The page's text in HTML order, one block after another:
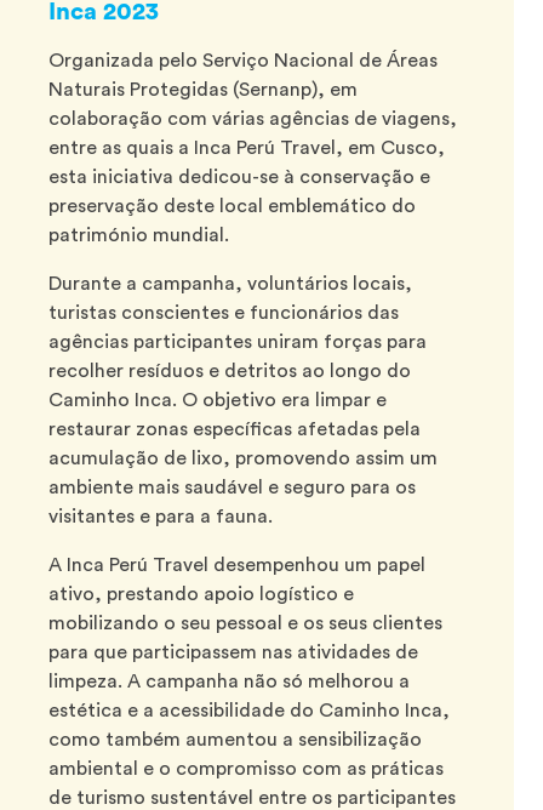
Inca 2023
Organizada pelo Serviço Nacional de Áreas
Naturais Protegidas (Sernanp), em
colaboração com várias agências de viagens,
entre as quais a Inca Perú Travel, em Cusco,
esta iniciativa dedicou-se à conservação e
preservação deste local emblemático do
património mundial.
Durante a campanha, voluntários locais,
turistas conscientes e funcionários das
agências participantes uniram forças para
recolher resíduos e detritos ao longo do
Caminho Inca. O objetivo era limpar e
restaurar zonas específicas afetadas pela
acumulação de lixo, promovendo assim um
ambiente mais saudável e seguro para os
visitantes e para a fauna.
A Inca Perú Travel desempenhou um papel
ativo, prestando apoio logístico e
mobilizando o seu pessoal e os seus clientes
para que participassem nas atividades de
limpeza. A campanha não só melhorou a
estética e a acessibilidade do Caminho Inca,
como também aumentou a sensibilização
ambiental e o compromisso com as práticas
de turismo sustentável entre os participantes